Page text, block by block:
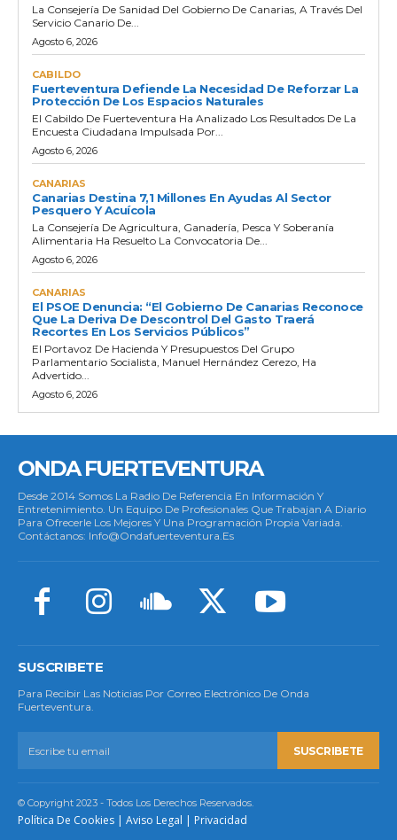
La Consejería De Sanidad Del Gobierno De Canarias, A Través Del
Servicio Canario De...
Agosto 6, 2026
CABILDO
Fuerteventura Defiende La Necesidad De Reforzar La
Protección De Los Espacios Naturales
El Cabildo De Fuerteventura Ha Analizado Los Resultados De La
Encuesta Ciudadana Impulsada Por...
Agosto 6, 2026
CANARIAS
Canarias Destina 7,1 Millones En Ayudas Al Sector
Pesquero Y Acuícola
La Consejería De Agricultura, Ganadería, Pesca Y Soberanía
Alimentaria Ha Resuelto La Convocatoria De...
Agosto 6, 2026
CANARIAS
El PSOE Denuncia: “El Gobierno De Canarias Reconoce
Que La Deriva De Descontrol Del Gasto Traerá
Recortes En Los Servicios Públicos”
El Portavoz De Hacienda Y Presupuestos Del Grupo
Parlamentario Socialista, Manuel Hernández Cerezo, Ha
Advertido...
Agosto 6, 2026
ONDA FUERTEVENTURA
Desde 2014 Somos La Radio De Referencia En Información Y
Entretenimiento. Un Equipo De Profesionales Que Trabajan A Diario
Para Ofrecerle Los Mejores Y Una Programación Propia Variada.
Contáctanos: Info@ondafuerteventura.es
SUSCRIBETE
Para Recibir Las Noticias Por Correo Electrónico De Onda
Fuerteventura.
SUSCRIBETE
© Copyright 2023 - Todos Los Derechos Reservados.
Política De Cookies | Aviso Legal | Privacidad